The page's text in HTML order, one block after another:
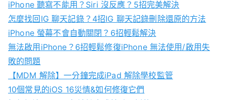
iPhone 聽寫不能用？Siri 沒反應？5招完美解決
怎麼找回IG 聊天記錄？4招IG 聊天記錄刪除還原的方法
iPhone 螢幕不會自動關閉？6招輕鬆解決
無法啟用iPhone？6招輕鬆修復iPhone 無法使用/啟用失
敗的問題
【MDM 解除】一分鐘完成iPad 解除學校監管
10個常見的iOS 16災情&如何修復它們